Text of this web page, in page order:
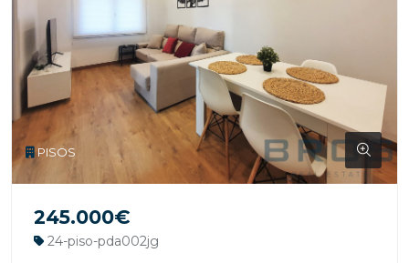
PISOS
245.000€
24-piso-pda002jg